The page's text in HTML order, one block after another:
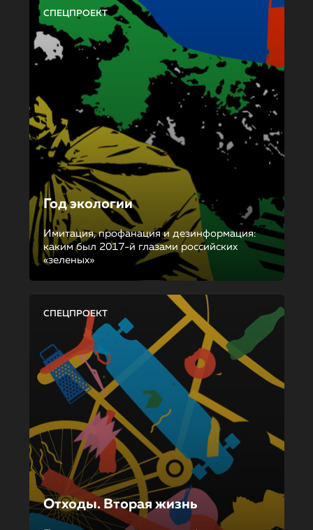
СПЕЦПРОЕКТ
Год экологии
Имитация, профанация и дезинформация:
каким был 2017-й глазами российских
«зеленых»
СПЕЦПРОЕКТ
Отходы. Вторая жизнь